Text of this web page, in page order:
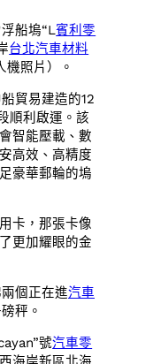
船塢“L賓利零
台北汽車材料
照片）。
貿易建造的12
順利啟運。該
智能壓載、數
高效、高精度
豪華郵輪的塢
卡，那張卡像
更加耀眼的金
個正在進汽車
秤。
號汽車零